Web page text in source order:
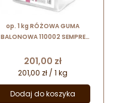
op. 1 kg RÓŻOWA GUMA
BALONOWA 110002 SEMPRE
- bez dodatku sacharozy
Cena
201,00 zł
201,00 zł / 1 kg
Dodaj do koszyka